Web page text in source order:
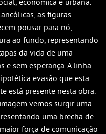
as figuras
pousar para nó,
ao fundo, representando
da vida de uma
e sem esperança. A linha
evasão que esta
está presente nesta obra.
vemos surgir uma
uma brecha de
força de comunicação